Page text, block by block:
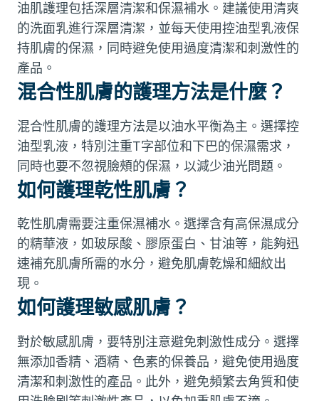
油肌護理包括深層清潔和保濕補水。建議使用清爽
的洗面乳進行深層清潔，並每天使用控油型乳液保
持肌膚的保濕，同時避免使用過度清潔和刺激性的
產品。
混合性肌膚的護理方法是什麼？
混合性肌膚的護理方法是以油水平衡為主。選擇控
油型乳液，特別注重T字部位和下巴的保濕需求，
同時也要不忽視臉頰的保濕，以減少油光問題。
如何護理乾性肌膚？
乾性肌膚需要注重保濕補水。選擇含有高保濕成分
的精華液，如玻尿酸、膠原蛋白、甘油等，能夠迅
速補充肌膚所需的水分，避免肌膚乾燥和細紋出
現。
如何護理敏感肌膚？
對於敏感肌膚，要特別注意避免刺激性成分。選擇
無添加香精、酒精、色素的保養品，避免使用過度
清潔和刺激性的產品。此外，避免頻繁去角質和使